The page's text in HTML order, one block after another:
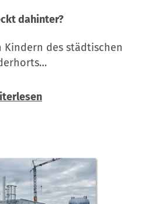
dahinter?
Kindern des städtischen